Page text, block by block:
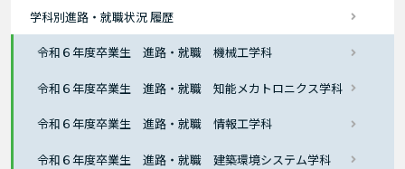
学科別進路・就職状況 履歴
令和６年度卒業生 進路・就職 機械工学科
令和６年度卒業生 進路・就職 知能メカトロニクス学科
令和６年度卒業生 進路・就職 情報工学科
令和６年度卒業生 進路・就職 建築環境システム学科